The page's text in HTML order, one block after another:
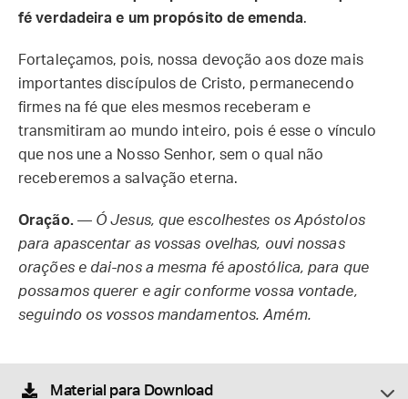
fé verdadeira e um propósito de emenda.
Fortaleçamos, pois, nossa devoção aos doze mais
importantes discípulos de Cristo, permanecendo
firmes na fé que eles mesmos receberam e
transmitiram ao mundo inteiro, pois é esse o vínculo
que nos une a Nosso Senhor, sem o qual não
receberemos a salvação eterna.
Oração. — Ó Jesus, que escolhestes os Apóstolos
para apascentar as vossas ovelhas, ouvi nossas
orações e dai-nos a mesma fé apostólica, para que
possamos querer e agir conforme vossa vontade,
seguindo os vossos mandamentos. Amém.
Material para Download